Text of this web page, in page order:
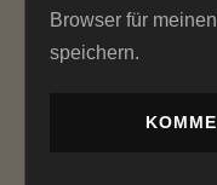
Browser für
speichern.